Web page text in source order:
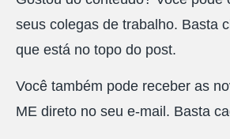
seus colegas de trabalho. Basta
que está no topo do post.
Você também pode receber as
ME direto no seu e-mail. Basta